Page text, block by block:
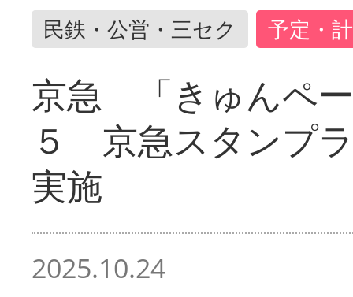
民鉄・公営・三セク 予定・
京急 「きゅんペ
５ 京急スタンプ
実施
2025.10.24